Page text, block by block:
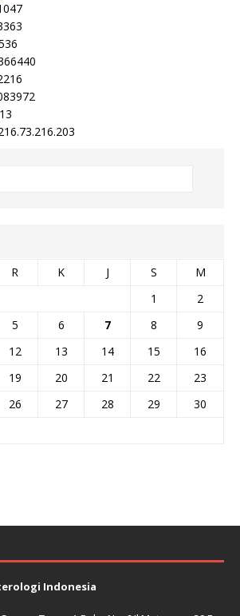
R K J S
M
1
2
5 6 7 8
9
12 13 14 15
16
19 20 21 22
23
26 27 28 29
30
Indonesia